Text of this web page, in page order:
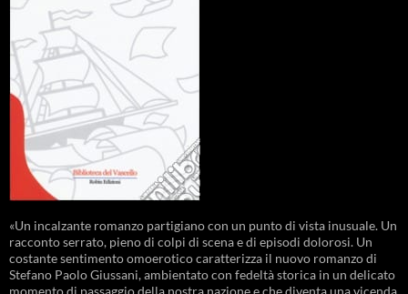
«Un incalzante romanzo partigiano con un punto di vista inusuale. Un
racconto serrato, pieno di colpi di scena e di episodi dolorosi. Un
costante sentimento omoerotico caratterizza il nuovo romanzo di
Stefano Paolo Giussani, ambientato con fedeltà storica in un delicato
momento di passaggio della nostra nazione e che diventa una vicenda